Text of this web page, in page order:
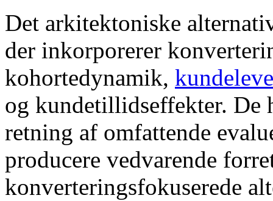
Det arkitektoniske
der inkorporerer
kohortedynamik,
og kundetillidseffekter. De
retning af omfattende
producere vedvarende
konverteringsfokuserede